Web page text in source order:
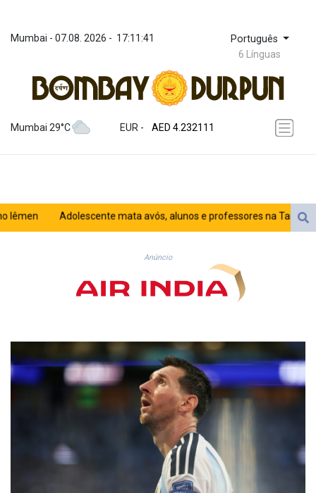
Mumbai - 07.08. 2026 - 17:11:41 Português
6 Línguas
Mumbai 29°C EUR -
ZWL 371.065543
AED 4.232111
AFN 75.483338
ARS 1728.27314
AUD 1.637355
AZN 1.948129
BAM 1.956537
BBD 2.325376
BDT 142.913814
BMD 1.152379
BND 1.480393
BOB 13.964198
BRL 5.891306
BSD 1.154535
BTN 109.874896
BWP 15.61488
BYN 3.418287
BYR 22586.626891
BZD 2.321974
Adolescente mata avós, alunos e professores na Tailândia
Anúncio